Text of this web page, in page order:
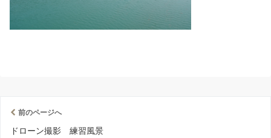
前のページへ
ドローン撮影 練習風景